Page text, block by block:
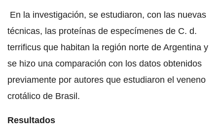
En la investigación, se estudiaron, con las nuevas
técnicas, las proteínas de especímenes de C. d.
terrificus que habitan la región norte de Argentina y
se hizo una comparación con los datos obtenidos
previamente por autores que estudiaron el veneno
crotálico de Brasil.
Resultados